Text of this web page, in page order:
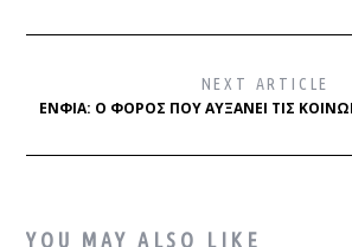
NEXT ARTICLE
ΕΝΦΙΑ: Ο ΦΌΡΟΣ ΠΟΥ ΑΥΞΆΝΕΙ ΤΙΣ
YOU MAY ALSO LIKE